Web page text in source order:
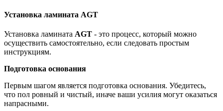
Установка ламината AGT
Установка ламината AGT - это процесс, который можно
осуществить самостоятельно, если следовать простым
инструкциям.
Подготовка основания
Первым шагом является подготовка основания. Убедитесь,
что пол ровный и чистый, иначе ваши усилия могут оказаться
напрасными.